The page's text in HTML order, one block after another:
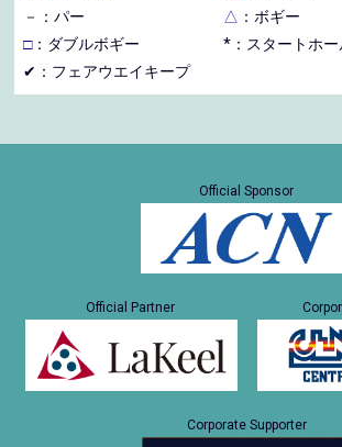
－
：パー △ ：ボギー
□：ダブルボギー
*：スタートホー
✔：フェアウエイキープ
Official Sponsor
Official Partner
Corporate Supporter